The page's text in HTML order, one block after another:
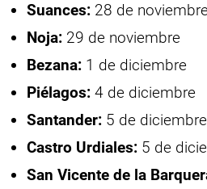
Suances: 28 de noviembre
Noja: 29 de noviembre
Bezana: 1 de diciembre
Piélagos: 4 de diciembre
Santander: 5 de diciembre
Castro Urdiales: 5 de
San Vicente de la